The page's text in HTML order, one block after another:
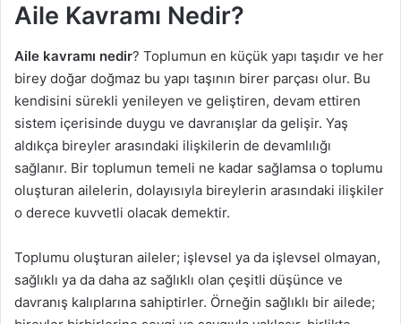
a
ö
n
r
m
e
Aile Kavramı Nedir?
Aile kavramı nedir? Toplumun en küçük yapı taşıdır ve her
birey doğar doğmaz bu yapı taşının birer parçası olur. Bu
kendisini sürekli yenileyen ve geliştiren, devam ettiren
sistem içerisinde duygu ve davranışlar da gelişir. Yaş
aldıkça bireyler arasındaki ilişkilerin de devamlılığı
sağlanır. Bir toplumun temeli ne kadar sağlamsa o toplumu
oluşturan ailelerin, dolayısıyla bireylerin arasındaki ilişkiler
o derece kuvvetli olacak demektir.
Toplumu oluşturan aileler; işlevsel ya da işlevsel olmayan,
sağlıklı ya da daha az sağlıklı olan çeşitli düşünce ve
davranış kalıplarına sahiptirler. Örneğin sağlıklı bir ailede;